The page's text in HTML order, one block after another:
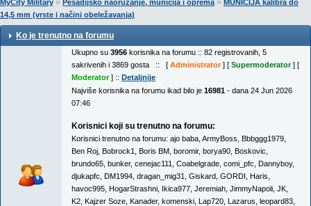
MyCity Military » Pešadijsko naoružanje, municija i oprema» MUNICIJA kalibra do
14,5 mm (vrste i načini obeležavanja)
Ko je trenutno na forumu
Ukupno su 3956 korisnika na forumu :: 82 registrovanih, 5
sakrivenih i 3869 gosta :: [ Administrator] [ Supermoderator] [
Moderator] :: Detaljnije
Najviše korisnika na forumu ikad bilo je 16981 - dana 24 Jun 2026
07:46
Korisnici koji su trenutno na forumu:
Korisnici trenutno na forumu: ajo baba ArmyBoss Bbbggg1979
Ben Roj Bobrock1 Boris BM boromir, borya90 Boskovic
brundo65 bunker, cenejac111 Coabelgrade comi_pfc Dannyboy,
djukapfc DM1994 dragan_mig31 Giskard GORDI Haris
havoc995 HogarStrashni Ikica977 Jeremiah JimmyNapoli JK
K2 Kajzer Soze Kanader, komenski Lap720 Lazarus leopard83